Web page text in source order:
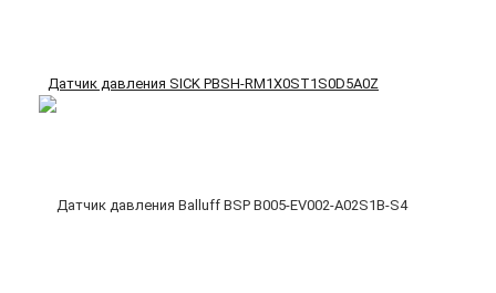
Датчик давления SICK PBSH-RM1X0ST1S0D5A0Z